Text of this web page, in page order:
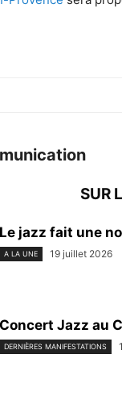
SUR
Le jazz fait une
A LA UNE 19 juillet 2026
Concert Jazz au
DERNIÈRES MANIFESTATIONS